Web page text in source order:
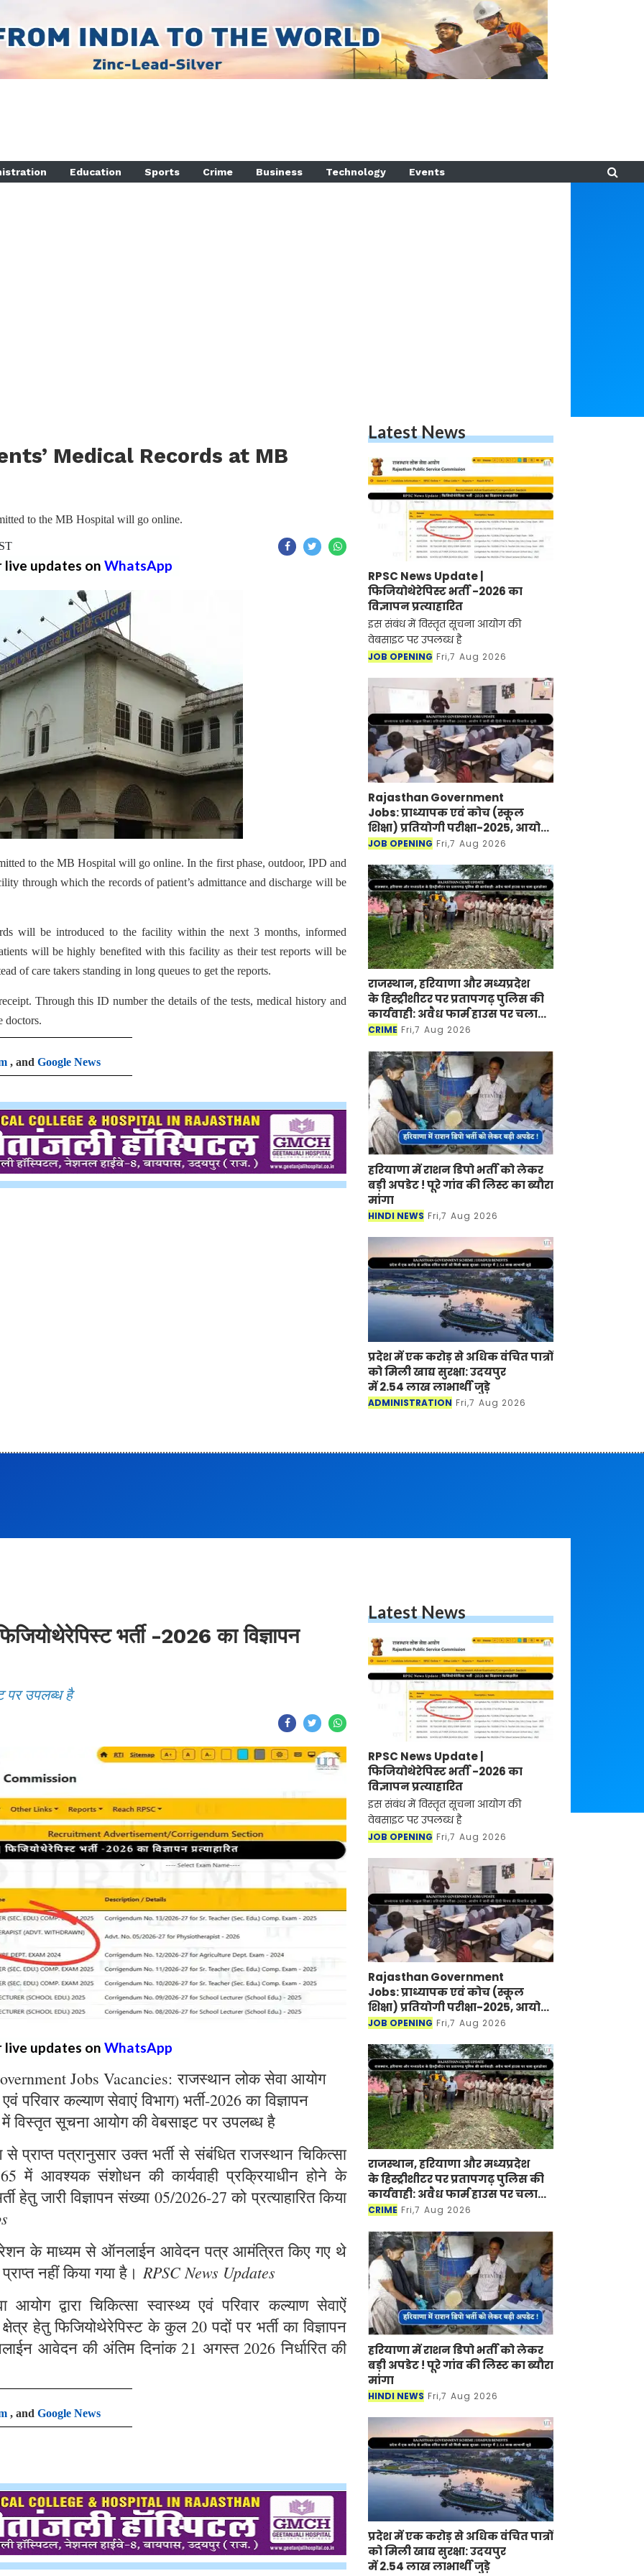
Education Sports Crime Business Technology Events
Medical Records at MB
to the MB Hospital will go online.
live updates on WhatsApp
to the MB Hospital will go online. In the first phase, outdoor, IPD and
through which the records of patient’s admittance and discharge will be
will be introduced to the facility within the next 3 months, informed
will be highly benefited with this facility as their test reports will be
of care takers standing in long queues to get the reports.
Through this ID number the details of the tests, medical history and
doctors.
, and Google News
Latest News
RPSC News Update |
फिजियोथेरेपिस्ट भर्ती -2026 का
विज्ञापन प्रत्याहारित
इस संबंध में विस्तृत सूचना आयोग की
वेबसाइट पर उपलब्ध है
JOB OPENING Fri,7 Aug 2026
Rajasthan Government
Jobs: प्राध्यापक एवं कोच (स्कूल
शिक्षा) प्रतियोगी परीक्षा-2025, आयोग
ने जारी की हिंदी विषय की विचारित
JOB OPENING Fri,7 Aug 2026
राजस्थान, हरियाणा और मध्यप्रदेश
के हिस्ट्रीशीटर पर प्रतापगढ़ पुलिस की
कार्यवाही: अवैध फार्म हाउस पर चला
बुलडोजर
CRIME Fri,7 Aug 2026
हरियाणा में राशन डिपो भर्ती को लेकर
बड़ी अपडेट ! पूरे गांव की लिस्ट का ब्यौरा
मांगा
HINDI NEWS Fri,7 Aug 2026
प्रदेश में एक करोड़ से अधिक वंचित पात्रों
को मिली खाद्य सुरक्षा: उदयपुर
में 2.54 लाख लाभार्थी जुड़े
ADMINISTRATION Fri,7 Aug 2026
भर्ती -2026 का विज्ञापन
पर उपलब्ध है
live updates on WhatsApp
Jobs Vacancies: राजस्थान लोक सेवा आयोग
परिवार कल्याण सेवाएं विभाग) भर्ती-2026 का विज्ञापन
में विस्तृत सूचना आयोग की वेबसाइट पर उपलब्ध है
प्राप्त पत्रानुसार उक्त भर्ती से संबंधित राजस्थान चिकित्सा
में आवश्यक संशोधन की कार्यवाही प्रक्रियाधीन होने के
जारी विज्ञापन संख्या 05/2026-27 को प्रत्याहारित किया
के माध्यम से ऑनलाईन आवेदन पत्र आमंत्रित किए गए थे
नहीं किया गया है। RPSC News Updates
द्वारा चिकित्सा स्वास्थ्य एवं परिवार कल्याण सेवाऐं
हेतु फिजियोथेरेपिस्ट के कुल 20 पदों पर भर्ती का विज्ञापन
आवेदन की अंतिम दिनांक 21 अगस्त 2026 निर्धारित की
, and Google News
Latest News
RPSC News Update |
फिजियोथेरेपिस्ट भर्ती -2026 का
विज्ञापन प्रत्याहारित
इस संबंध में विस्तृत सूचना आयोग की
वेबसाइट पर उपलब्ध है
JOB OPENING Fri,7 Aug 2026
Rajasthan Government
Jobs: प्राध्यापक एवं कोच (स्कूल
शिक्षा) प्रतियोगी परीक्षा-2025, आयोग
ने जारी की हिंदी विषय की विचारित
JOB OPENING Fri,7 Aug 2026
राजस्थान, हरियाणा और मध्यप्रदेश
के हिस्ट्रीशीटर पर प्रतापगढ़ पुलिस की
कार्यवाही: अवैध फार्म हाउस पर चला
बुलडोजर
CRIME Fri,7 Aug 2026
हरियाणा में राशन डिपो भर्ती को लेकर
बड़ी अपडेट ! पूरे गांव की लिस्ट का ब्यौरा
मांगा
HINDI NEWS Fri,7 Aug 2026
प्रदेश में एक करोड़ से अधिक वंचित पात्रों
को मिली खाद्य सुरक्षा: उदयपुर
में 2.54 लाख लाभार्थी जुड़े